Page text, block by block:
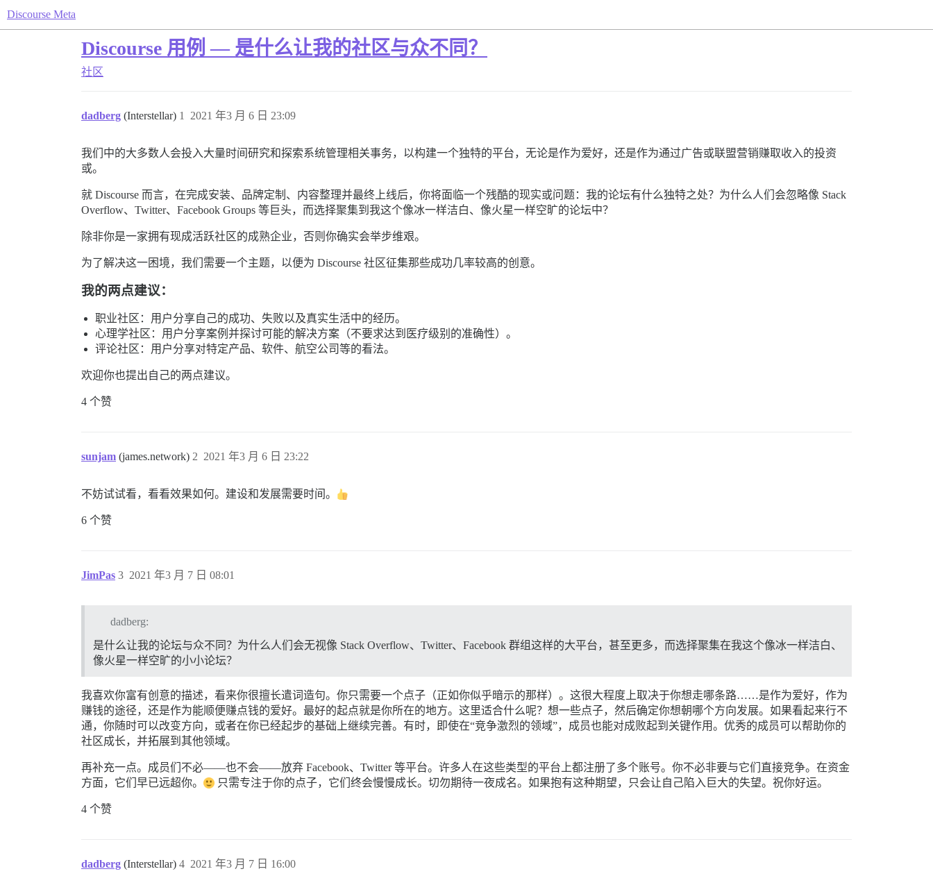
Discourse Meta
Discourse 用例 — 是什么让我的社区与众不同？
社区
dadberg (Interstellar) 2021 年3 月 6 日 23:09
1
我们中的大多数人会投入大量时间研究和探索系统管理相关事务，以构建一个独特的平台，无论是作为爱好，还是作为通过广告或联盟营销赚取收入的投资
或。
就 Discourse 而言，在完成安装、品牌定制、内容整理并最终上线后，你将面临一个残酷的现实或问题：我的论坛有什么独特之处？为什么人们会忽略像 Stack
Overflow、Twitter、Facebook Groups 等巨头，而选择聚集到我这个像冰一样洁白、像火星一样空旷的论坛中？
除非你是一家拥有现成活跃社区的成熟企业，否则你确实会举步维艰。
为了解决这一困境，我们需要一个主题，以便为 Discourse 社区征集那些成功几率较高的创意。
我的两点建议：
职业社区：用户分享自己的成功、失败以及真实生活中的经历。
心理学社区：用户分享案例并探讨可能的解决方案（不要求达到医疗级别的准确性）。
评论社区：用户分享对特定产品、软件、航空公司等的看法。
欢迎你也提出自己的两点建议。
4 个赞
sunjam (james.network) 2021 年3 月 6 日 23:22
2
不妨试试看，看看效果如何。建设和发展需要时间。
6 个赞
JimPas 2021 年3 月 7 日 08:01
3
dadberg:
是什么让我的论坛与众不同？为什么人们会无视像 Stack Overflow、Twitter、Facebook 群组这样的大平台，甚至更多，而选择聚集在我这个像冰一样洁白、
像火星一样空旷的小小论坛？
我喜欢你富有创意的描述，看来你很擅长遣词造句。你只需要一个点子（正如你似乎暗示的那样）。这很大程度上取决于你想走哪条路……是作为爱好，作为
赚钱的途径，还是作为能顺便赚点钱的爱好。最好的起点就是你所在的地方。这里适合什么呢？想一些点子，然后确定你想朝哪个方向发展。如果看起来行不
通，你随时可以改变方向，或者在你已经起步的基础上继续完善。有时，即使在“竞争激烈的领域”，成员也能对成败起到关键作用。优秀的成员可以帮助你的
社区成长，并拓展到其他领域。
再补充一点。成员们不必——也不会——放弃 Facebook、Twitter 等平台。许多人在这些类型的平台上都注册了多个账号。你不必非要与它们直接竞争。在资金
方面，它们早已远超你。
只需专注于你的点子，它们终会慢慢成长。切勿期待一夜成名。如果抱有这种期望，只会让自己陷入巨大的失望。祝你好运。
4 个赞
dadberg (Interstellar) 2021 年3 月 7 日 16:00
4